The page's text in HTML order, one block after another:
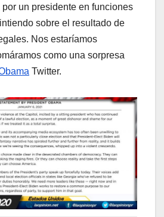
un presidente en funciones
sobre el resultado de
Nos estaríamos
como una sorpresa
Twitter.